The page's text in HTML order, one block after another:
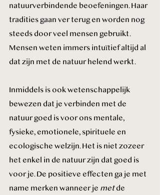
natuurverbindende beoefeningen. Haar
tradities gaan ver terug en worden nog
steeds door veel mensen gebruikt.
Mensen weten immers intuïtief altijd al
dat zijn met de natuur helend werkt.
Inmiddels is ook wetenschappelijk
bewezen dat je verbinden met de
natuur goed is voor ons mentale,
fysieke, emotionele, spirituele en
ecologische welzijn. Het is niet zozeer
het enkel in de natuur zijn dat goed is
voor je. De positieve effecten ga je met
name merken wanneer je met de